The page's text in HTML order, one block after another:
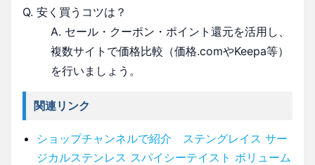
Q. 安く買うコツは？
A. セール・クーポン・ポイント還元を活用し、
複数サイトで価格比較（価格.comやKeepa等）
を行いましょう。
関連リンク
ショップチャンネルで紹介 ステングレイス サー
ジカルステンレス スパイシーテイスト ボリューム